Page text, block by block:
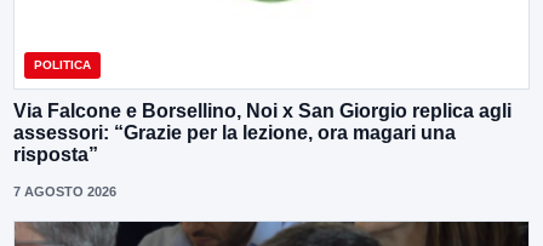
POLITICA
Via Falcone e Borsellino, Noi x San Giorgio replica agli
assessori: “Grazie per la lezione, ora magari una
risposta”
7 AGOSTO 2026